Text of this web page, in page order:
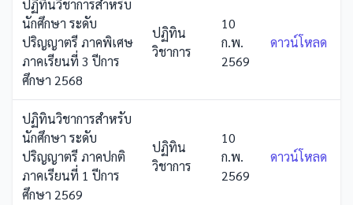
ปฏิทินวิชาการสำหรับ
นักศึกษา ระดับ
ปริญญาตรี ภาคพิเศษ
ภาคเรียนที่ 3 ปีการ
ศึกษา 2568
ปฏิทิน
วิชาการ
10
ก.พ.
2569
ดาวน์โหลด
ปฏิทินวิชาการสำหรับ
นักศึกษา ระดับ
ปริญญาตรี ภาคปกติ
ภาคเรียนที่ 1 ปีการ
ศึกษา 2569
ปฏิทิน
วิชาการ
10
ก.พ.
2569
ดาวน์โหลด